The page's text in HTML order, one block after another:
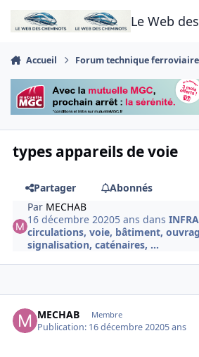
Aller au contenu
Le Web
Accueil Forum technique ferroviaire
types appareils de voie
Partager
Abonnés
Par MECHAB
16 décembre 20205 ans dans
circulations, voie, bâtiment,
signalisation, caténaires, ...
MECHAB Membre
Publication: 16 décembre 20205 ans